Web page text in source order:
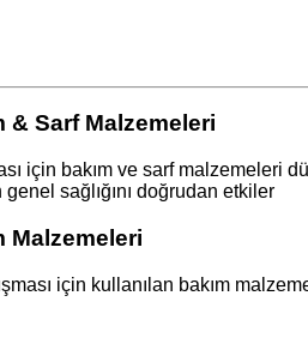
& Sarf Malzemeleri
için bakım ve sarf
sağlığını doğrudan etkiler
Malzemeleri
için kullanılan bakım